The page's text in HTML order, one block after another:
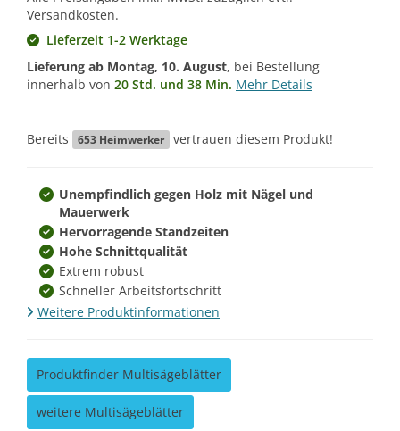
Versandkosten.
Lieferzeit 1-2 Werktage
Lieferung ab Montag, 10. August, bei Bestellung
innerhalb von 20 Std. und 38 Min. Mehr Details
Bereits 653 Heimwerker vertrauen diesem Produkt!
Unempfindlich gegen Holz mit Nägel und
Mauerwerk
Hervorragende Standzeiten
Hohe Schnittqualität
Extrem robust
Schneller Arbeitsfortschritt
Weitere Produktinformationen
Produktfinder Multisägeblätter
weitere Multisägeblätter